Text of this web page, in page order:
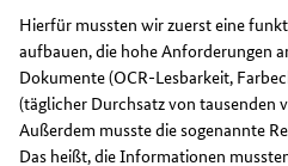
Hierfür mussten wir zuerst eine
aufbauen, die hohe Anforderungen
Dokumente (OCR-Lesbarkeit,
(täglicher Durchsatz von tausenden
Außerdem musste die sogenannte
Das heißt, die Informationen